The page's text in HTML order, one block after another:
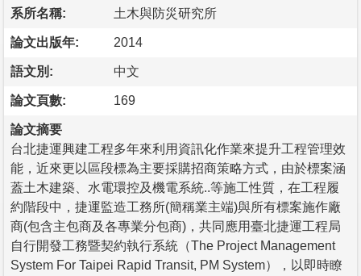
系所名稱: 土木與防災研究所
論文出版年: 2014
語文別: 中文
論文頁數: 169
論文摘要
台北捷運興建工程多年來利用資訊化作業來提升工程管理效
能，近來更以區段標為主要採購招商策略方式，由於標案涵
蓋土木建築、水電環控及機電系統..等施工性質，在工程履
約階段中，捷運監造工務所(簡稱業主端)與所有標案施作廠
商(包含主包商及各專業分包商)，共同應用臺北捷運工程局
自行開發工務暨契約執行系統（The Project Management
System For Taipei Rapid Transit, PM System），以即時瞭